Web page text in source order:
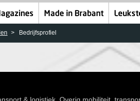
Made in Brabant
Bedrijfsprofiel